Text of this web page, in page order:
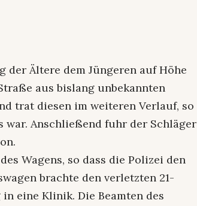
der Ältere dem Jüngeren auf Höhe
aus bislang unbekannten
trat diesen im weiteren Verlauf, so
war. Anschließend fuhr der Schläger
Wagens, so dass die Polizei den
brachte den verletzten 21-
eine Klinik. Die Beamten des